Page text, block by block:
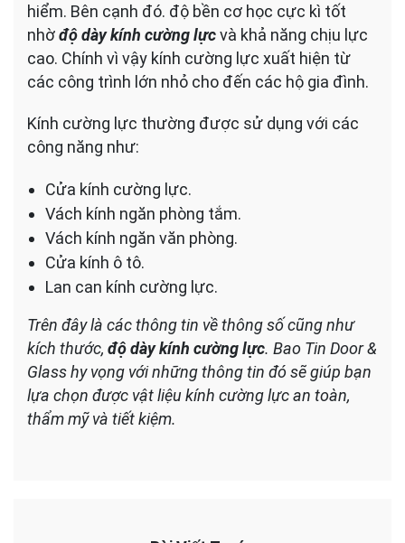
hiểm. Bên cạnh đó. độ bền cơ học cực kì tốt
nhờđộ dày kính cường lựcvà khả năng chịu lực
cao. Chính vì vậy kính cường lực xuất hiện từ
các công trình lớn nhỏ cho đến các hộ gia đình.
Kính cường lực thường được sử dụng với các
công năng như:
Cửa kính cường lực.
Vách kính ngăn phòng tắm.
Vách kính ngăn văn phòng.
Cửa kính ô tô.
Lan can kính cường lực.
Trên đây là các thông tin về thông số cũng như
kích thước, độ dày kính cường lực. Bao Tin Door &
Glass hy vọng với những thông tin đó sẽ giúp bạn
lựa chọn được vật liệu kính cường lực an toàn,
thẩm mỹ và tiết kiệm.